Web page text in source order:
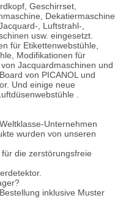
Geschirrset,
Dekatiermaschine
, Luftstrahl-,
usw. eingesetzt.
für Etikettenwebstühle,
Modifikationen für
Jacquardmaschinen und
von PICANOL und
Und einige neue
.
Unternehmen
wurden von unseren
die zerstörungsfreie
inklusive Muster